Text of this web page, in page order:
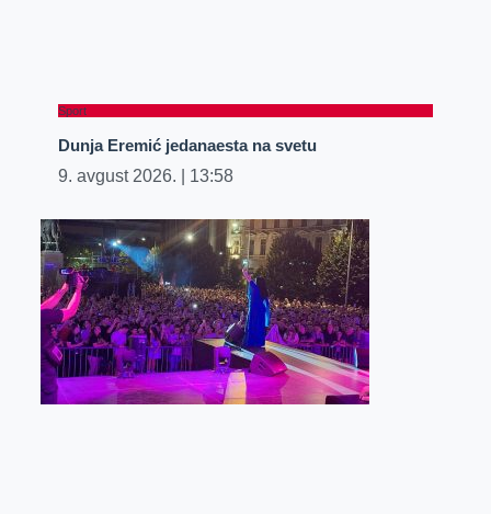
Sport
Dunja Eremić jedanaesta na svetu
9. avgust 2026.
13:58